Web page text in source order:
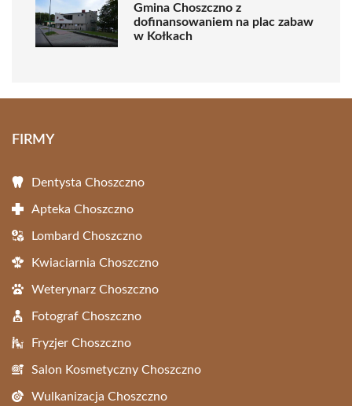
Gmina Choszczno z
dofinansowaniem na plac zabaw
w Kołkach
FIRMY
Dentysta Choszczno
Apteka Choszczno
Lombard Choszczno
Kwiaciarnia Choszczno
Weterynarz Choszczno
Fotograf Choszczno
Fryzjer Choszczno
Salon Kosmetyczny Choszczno
Wulkanizacja Choszczno